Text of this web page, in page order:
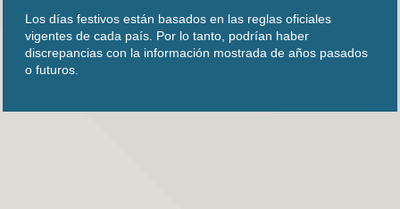
Los días festivos están basados en las reglas oficiales
vigentes de cada país. Por lo tanto, podrían haber
discrepancias con la información mostrada de años pasados
o futuros.